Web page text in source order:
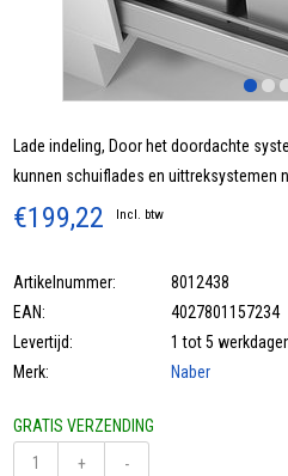
Lade indeling, Door het doordachte
kunnen schuiflades en uittreksystemen
€199,22 Incl. btw
Artikelnummer:
8012438
EAN:
4027801157234
Levertijd:
1 tot 5
Merk:
Naber
GRATIS VERZENDING
+
-